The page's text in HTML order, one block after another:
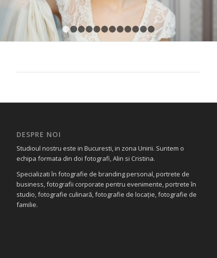
1 2 3 4 5 6 7 8
DESPRE NOI
Studioul nostru este in Bucuresti, in zona Unirii. Suntem o
echipa formata din doi fotografi, Alin si Cristina.
Specializati în fotografie de branding personal, portrete de
business, fotografii corporate pentru evenimente, portrete în
studio, fotografie culinară, fotografie de locație, fotografie de
familie.